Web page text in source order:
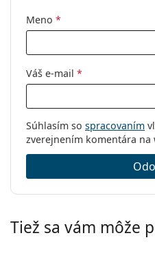
Kód:
Meno *
Váš e-mail *
Súhlasím so spracovaním
zverejnením komentára na
Tiež sa vám môže